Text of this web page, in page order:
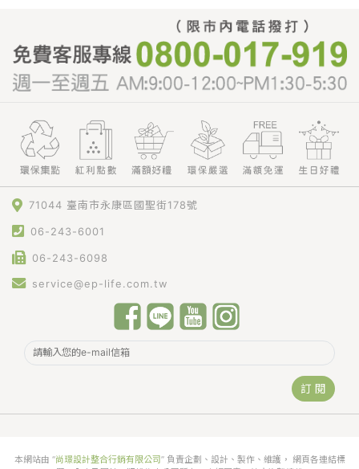
71044 臺南市永康區國聖街178號
06-243-6001
06-243-6098
service@ep-life.com.tw
訂 閱
本網站由 “尚璟設計整合行銷有限公司” 負責企劃、設計、製作、維護， 網頁各連結標